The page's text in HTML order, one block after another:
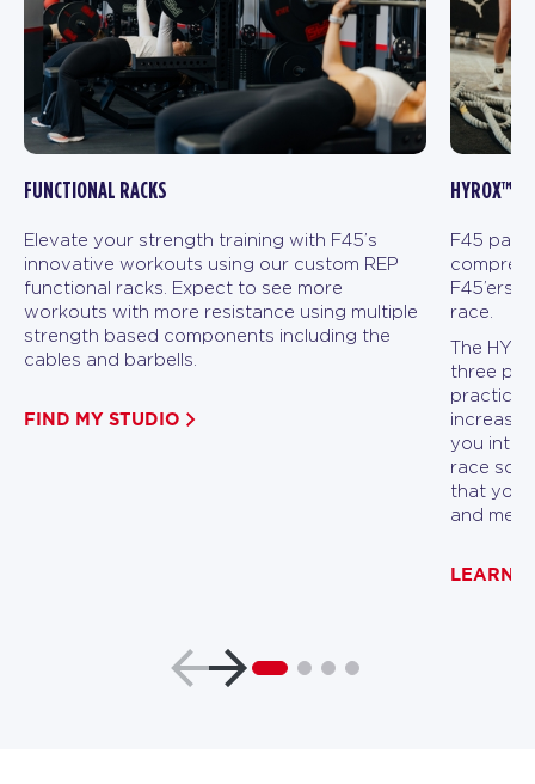
FUNCTIONAL RACKS
Elevate your strength training with F45’s
innovative workouts using our custom REP
functional racks. Expect to see more
workouts with more resistance using multiple
strength based components including the
cables and barbells.
FIND MY STUDIO
HYROX™
F45
F45’ers
race.
The
three
you into
race
that you
and
LEARN